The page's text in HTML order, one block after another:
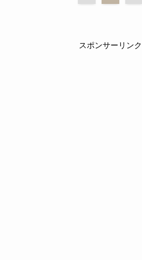
スポンサーリンク